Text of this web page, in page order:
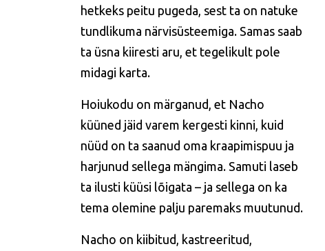
hetkeks peitu pugeda, sest ta on natuke
tundlikuma närvisüsteemiga. Samas saab
ta üsna kiiresti aru, et tegelikult pole
midagi karta.
Hoiukodu on märganud, et Nacho
küüned jäid varem kergesti kinni, kuid
nüüd on ta saanud oma kraapimispuu ja
harjunud sellega mängima. Samuti laseb
ta ilusti küüsi lõigata – ja sellega on ka
tema olemine palju paremaks muutunud.
Nacho on kiibitud, kastreeritud,